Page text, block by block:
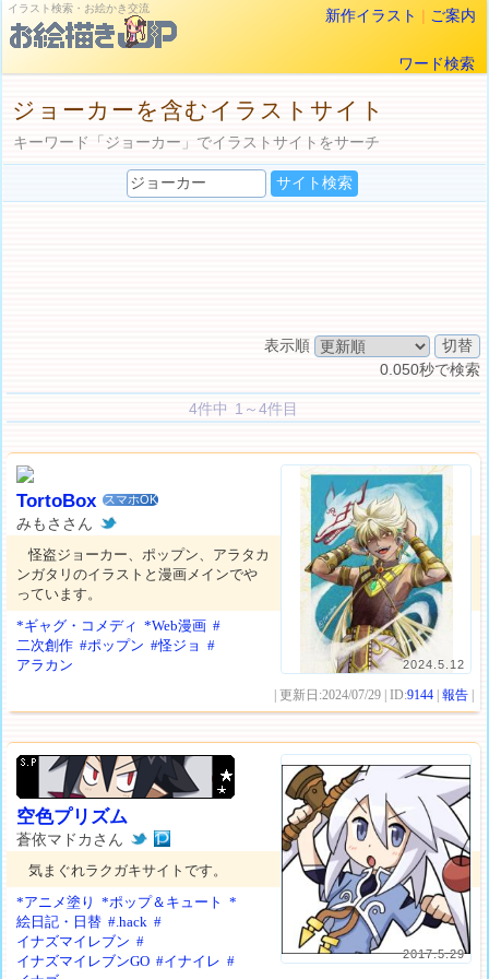
イラスト検索・お絵かき交流 新作イラスト | ご案内
ワード検索
ジョーカーを含むイラストサイト
キーワード「ジョーカー」でイラストサイトをサーチ
表示順
0.050秒で検索
4件中 1～4件目
2024.5.12
TortoBox スマホOK
みもささん
怪盗ジョーカー、ポップン、アラタカ
ンガタリのイラストと漫画メインでや
っています。
*ギャグ・コメディ *Web漫画 #
二次創作 #ポップン #怪ジョ
#
アラカン
| 更新日:2024/07/29 | ID:9144 |報告
2017.5.29
空色プリズム
蒼依マドカさん
気まぐれラクガキサイトです。
*アニメ塗り
*ポップ＆キュート
*
絵日記・日替 #.hack #
イナズマイレブン #
イナズマイレブンGO #イナイレ #